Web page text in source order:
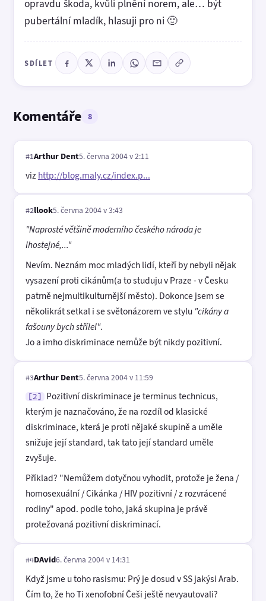
opravdu škoda, kvůli plnění norem, ale… být
pubertální mladík, hlasuji pro ni 🙂
SDÍLET
Komentáře 8
#1Arthur Dent5. června 2004 v 2:11
vizhttp://blog.maly.cz/index.p...
#2llook5. června 2004 v 3:43
"Naprosté většině moderního českého národa je
lhostejné,..."
Nevím. Neznám moc mladých lidí, kteří by nebyli nějak
vysazení proti cikánům(a to studuju v Praze - v Česku
patrně nejmultikulturnější město). Dokonce jsem se
několikrát setkal i se světonázorem ve stylu "cikány a
fašouny bych střílel".
Jo a imho diskriminace nemůže být nikdy pozitivní.
#3Arthur Dent5. června 2004 v 11:59
[2]
Pozitivní diskriminace je terminus technicus,
kterým je naznačováno, že na rozdíl od klasické
diskriminace, která je proti nějaké skupině a uměle
snižuje její standard, tak tato její standard uměle
zvyšuje.
Příklad? "Nemůžem dotyčnou vyhodit, protože je žena /
homosexuální / Cikánka / HIV pozitivní / z rozvrácené
rodiny" apod. podle toho, jaká skupina je právě
protežovaná pozitivní diskriminací.
#4DAvid6. června 2004 v 14:31
Když jsme u toho rasismu: Prý je dosud v SS jakýsi Arab.
Čím to, že ho Ti xenofobní Češi ještě nevyautovali?